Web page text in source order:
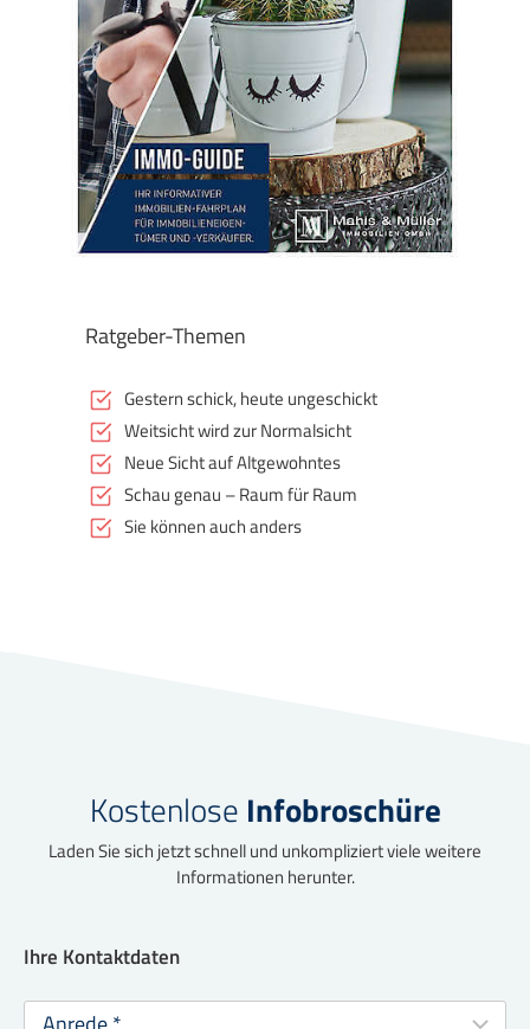
Ratgeber-Themen
Gestern schick, heute ungeschickt
Weitsicht wird zur Normalsicht
Neue Sicht auf Altgewohntes
Schau genau – Raum für Raum
Sie können auch anders
Kostenlose Infobroschüre
Laden Sie sich jetzt schnell und unkompliziert viele weitere
Informationen herunter.
Ihre Kontaktdaten